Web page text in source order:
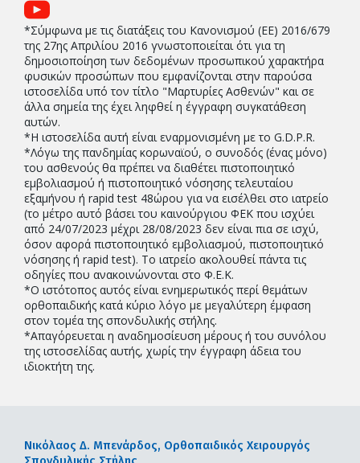
*Σύμφωνα με τις διατάξεις του Κανονισμού (EE) 2016/679
της 27ης Απριλίου 2016 γνωστοποιείται ότι για τη
δημοσιοποίηση των δεδομένων προσωπικού χαρακτήρα
φυσικών προσώπων που εμφανίζονται στην παρούσα
ιστοσελίδα υπό τον τίτλο "Μαρτυρίες Ασθενών" και σε
άλλα σημεία της έχει ληφθεί η έγγραφη συγκατάθεση
αυτών.
*Η ιστοσελίδα αυτή είναι εναρμονισμένη με το G.D.P.R.
*Λόγω της πανδημίας κορωναϊού, ο συνοδός (ένας μόνο)
του ασθενούς θα πρέπει να διαθέτει πιστοποιητικό
εμβολιασμού ή πιστοποιητικό νόσησης τελευταίου
εξαμήνου ή rapid test 48ώρου για να εισέλθει στο ιατρείο
(το μέτρο αυτό βάσει του καινούργιου ΦΕΚ που ισχύει
από 24/07/2023 μέχρι 28/08/2023 δεν είναι πια σε ισχύ,
όσον αφορά πιστοποιητικό εμβολιασμού, πιστοποιητικό
νόσησης ή rapid test). Το ιατρείο ακολουθεί πάντα τις
οδηγίες που ανακοινώνονται στο Φ.Ε.Κ.
*Ο ιστότοπος αυτός είναι ενημερωτικός περί θεμάτων
ορθοπαιδικής κατά κύριο λόγο με μεγαλύτερη έμφαση
στον τομέα της σπονδυλικής στήλης.
*Απαγόρευεται η αναδημοσίευση μέρους ή του συνόλου
της ιστοσελίδας αυτής, χωρίς την έγγραφη άδεια του
ιδιοκτήτη της.
Νικόλαος Δ. Μπενάρδος, Ορθοπαιδικός Χειρουργός